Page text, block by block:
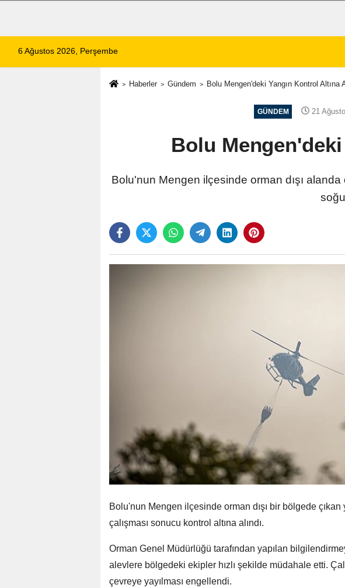
6 Ağustos 2026, Perşembe
Haberler Gündem Bolu Mengen'deki Yangın Kontrol Altına
GÜNDEM 21
Bolu Mengen'deki
Bolu'nun Mengen ilçesinde orman dışı
Bolu'nun Mengen ilçesinde orman dışı bir bölgede
çalışması sonucu kontrol altına alındı.
Orman Genel Müdürlüğü tarafından yapılan
alevlere bölgedeki ekipler hızlı şekilde müdahale etti.
çevreye yayılması engellendi.